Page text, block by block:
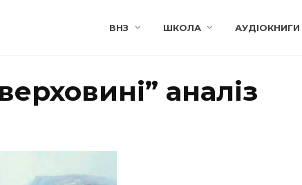
ВНЗ ШКОЛА АУДІОКНИГИ
аналіз